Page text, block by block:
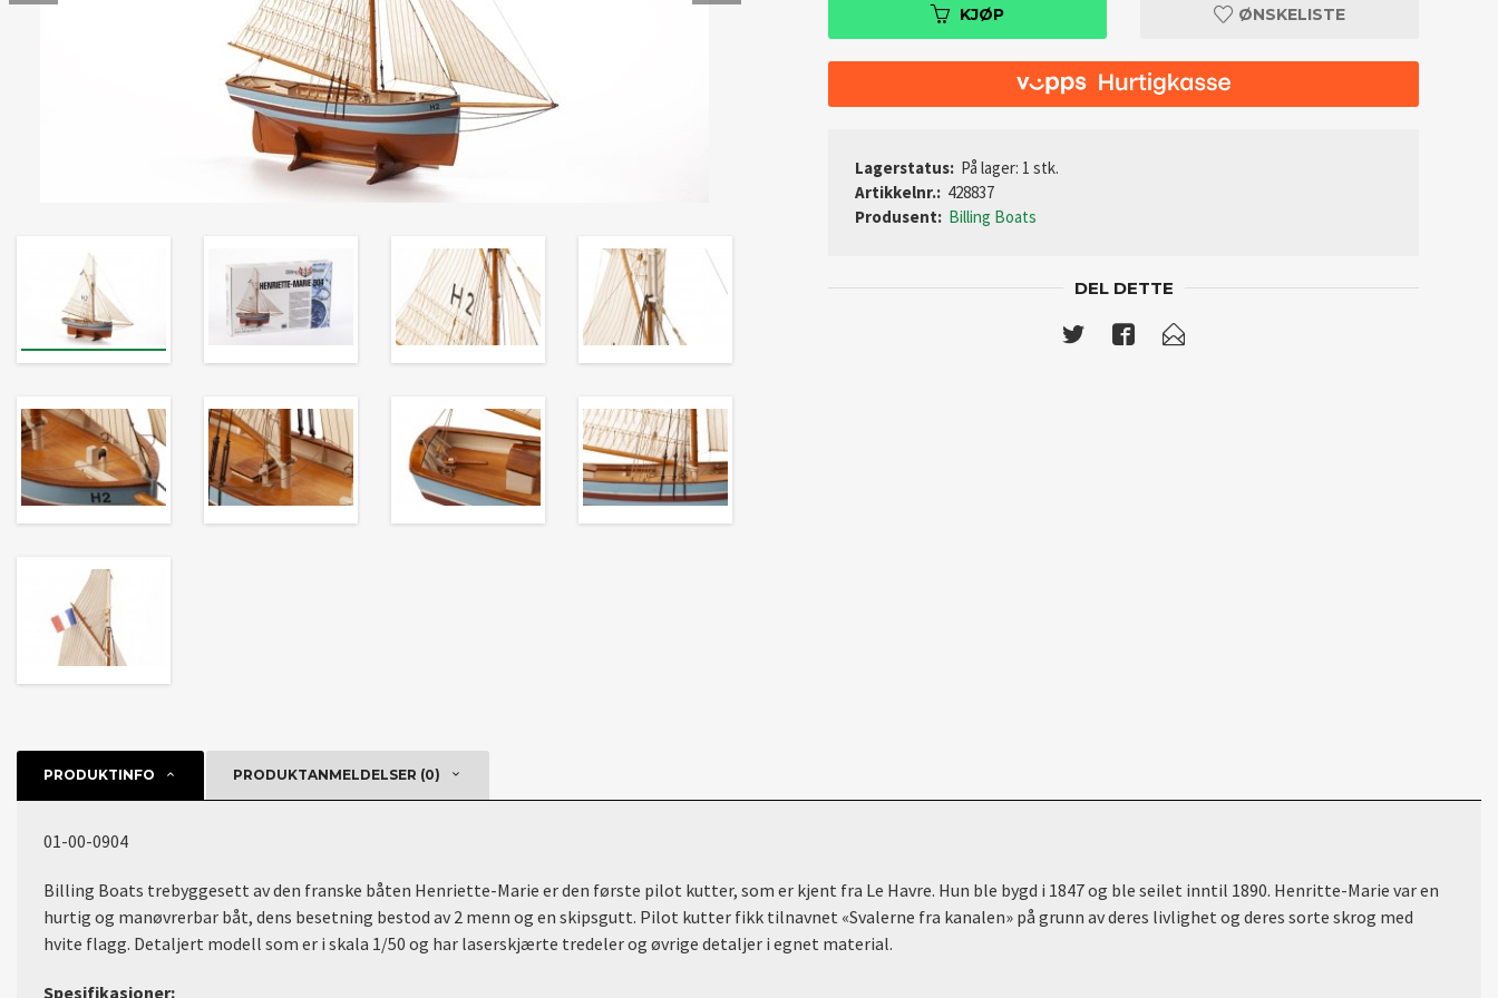
KJØP ØNSKELISTE
Lagerstatus: På lager: 1 stk.
Artikkelnr.: 428837
Produsent: Billing Boats
DEL DETTE
PRODUKTINFO PRODUKTANMELDELSER (0)
01-00-0904
Billing Boats trebyggesett av den franske båten Henriette-Marie er den første pilot kutter, som er kjent fra Le Havre. Hun ble bygd i 1847 og ble seilet inntil 1890. Henritte-Marie var en
hurtig og manøvrerbar båt, dens besetning bestod av 2 menn og en skipsgutt. Pilot kutter fikk tilnavnet «Svalerne fra kanalen» på grunn av deres livlighet og deres sorte skrog med
hvite flagg. Detaljert modell som er i skala 1/50 og har laserskjærte tredeler og øvrige detaljer i egnet material.
Spesifikasjoner: